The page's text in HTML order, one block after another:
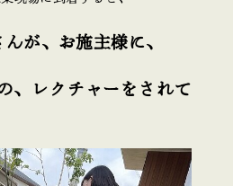
が、お施主様に、
、レクチャーをされて